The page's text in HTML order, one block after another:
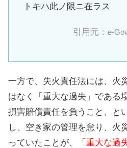
トキハ此ノ限ニ在ラス
引用元：e-
一方で、失火責任法には、火
はなく「重大な過失」である
損害賠償責任を負うこと、と
し、空き家の管理を怠り、火
っていたことが、
「重大な過